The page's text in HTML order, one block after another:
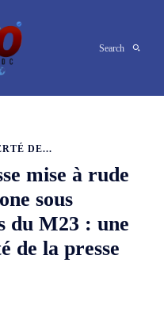
Search
DE...
mise à rude
sous
du M23 : une
de la presse